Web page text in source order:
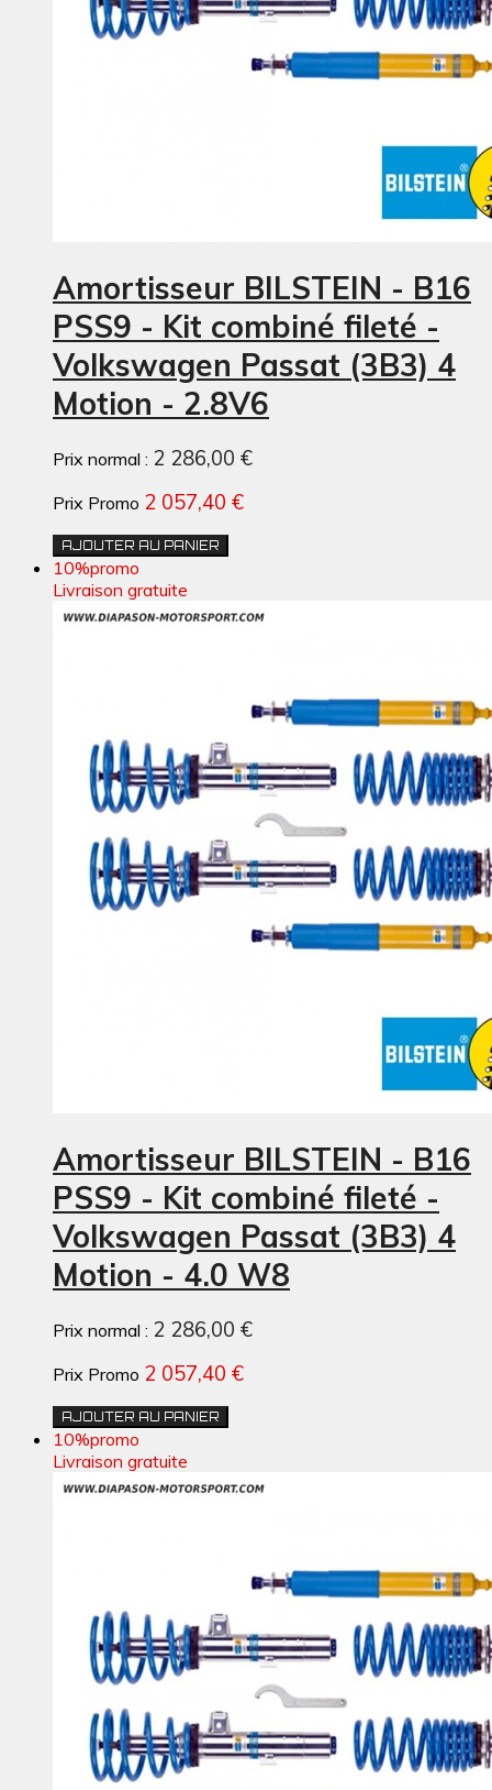
Amortisseur BILSTEIN - B16
PSS9 - Kit combiné fileté -
Volkswagen Passat (3B3) 4
Motion - 2.8V6
Prix normal : 2 286,00 €
Prix Promo 2 057,40 €
AJOUTER AU PANIER
10%promo
Livraison gratuite
Amortisseur BILSTEIN - B16
PSS9 - Kit combiné fileté -
Volkswagen Passat (3B3) 4
Motion - 4.0 W8
Prix normal : 2 286,00 €
Prix Promo 2 057,40 €
AJOUTER AU PANIER
10%promo
Livraison gratuite